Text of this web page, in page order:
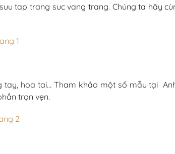
tap trang suc vang trang. Chúng ta hãy
hoa tai… Tham khảo một số mẫu tại
trọn vẹn.